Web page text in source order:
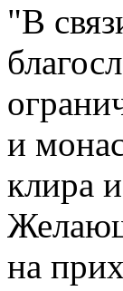
"В
и
клира
на